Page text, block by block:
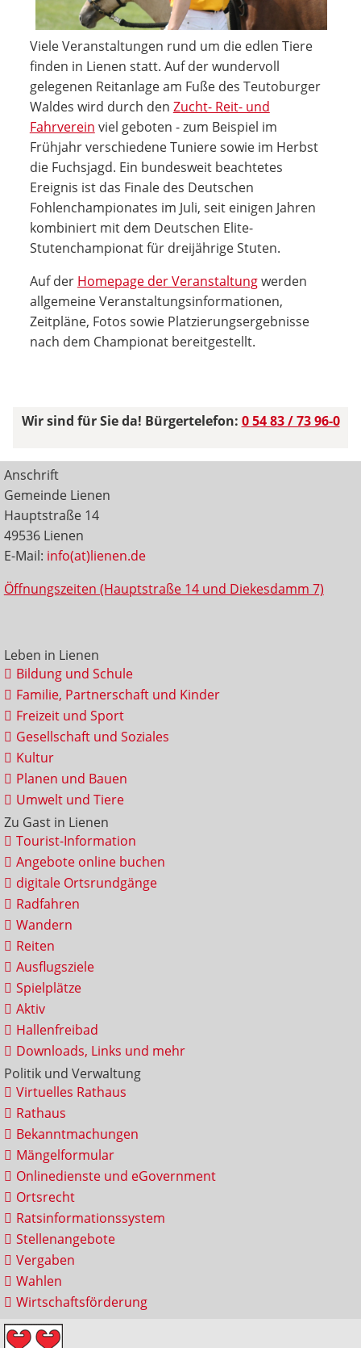
Viele Veranstaltungen rund um die edlen Tiere
finden in Lienen statt. Auf der wundervoll
gelegenen Reitanlage am Fuße des Teutoburger
Waldes wird durch den Zucht- Reit- und
Fahrverein viel geboten - zum Beispiel im
Frühjahr verschiedene Tuniere sowie im Herbst
die Fuchsjagd. Ein bundesweit beachtetes
Ereignis ist das Finale des Deutschen
Fohlenchampionates im Juli, seit einigen Jahren
kombiniert mit dem Deutschen Elite-
Stutenchampionat für dreijährige Stuten.
Auf der Homepage der Veranstaltungwerden
allgemeine Veranstaltungsinformationen,
Zeitpläne, Fotos sowie Platzierungsergebnisse
nach dem Championat bereitgestellt.
Wir sind für Sie da! Bürgertelefon: 0 54 83 / 73 96-0
Anschrift
Gemeinde Lienen
Hauptstraße 14
49536 Lienen
E-Mail: info(at)lienen.de
Öffnungszeiten (Hauptstraße 14 und Diekesdamm 7)
Leben in Lienen
Bildung und Schule
Familie, Partnerschaft und Kinder
Freizeit und Sport
Gesellschaft und Soziales
Kultur
Planen und Bauen
Umwelt und Tiere
Zu Gast in Lienen
Tourist-Information
Angebote online buchen
digitale Ortsrundgänge
Radfahren
Wandern
Reiten
Ausflugsziele
Spielplätze
Aktiv
Hallenfreibad
Downloads, Links und mehr
Politik und Verwaltung
Virtuelles Rathaus
Rathaus
Bekanntmachungen
Mängelformular
Onlinedienste und eGovernment
Ortsrecht
Ratsinformationssystem
Stellenangebote
Vergaben
Wahlen
Wirtschaftsförderung